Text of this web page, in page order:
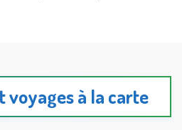
voyages à la carte